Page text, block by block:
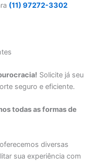
(11) 97272-3302
Solicite já seu
seguro e eficiente.
todas as formas de
diversas
sua experiência com